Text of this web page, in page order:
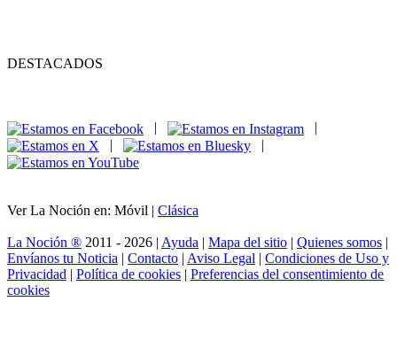
DESTACADOS
|
|
Ver La Noción en: Móvil | Clásica
La Noción ® 2011 - 2026 | Ayuda | Mapa del sitio | Quienes somos |
Envíanos tu Noticia | Contacto | Aviso Legal | Condiciones de Uso y
Privacidad | Política de cookies | Preferencias del consentimiento de
cookies